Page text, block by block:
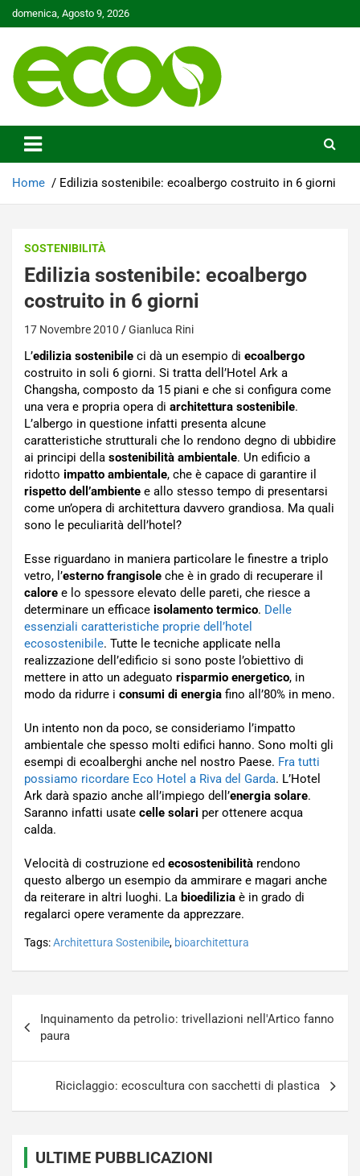
Skip
to
domenica, Agosto 9, 2026
Ecoo.it
Home Edilizia sostenibile: ecoalbergo costruito in 6 giorni
SOSTENIBILITÀ
Edilizia sostenibile: ecoalbergo
costruito in 6 giorni
17 Novembre 2010 Gianluca Rini
L’edilizia sostenibile ci dà un esempio di ecoalbergo
costruito in soli 6 giorni. Si tratta dell’Hotel Ark a
Changsha, composto da 15 piani e che si configura come
una vera e propria opera di architettura sostenibile.
L’albergo in questione infatti presenta alcune
caratteristiche strutturali che lo rendono degno di ubbidire
ai principi della sostenibilità ambientale. Un edificio a
ridotto impatto ambientale, che è capace di garantire il
rispetto dell’ambiente e allo stesso tempo di presentarsi
come un’opera di architettura davvero grandiosa. Ma quali
sono le peculiarità dell’hotel?
Esse riguardano in maniera particolare le finestre a triplo
vetro, l’esterno frangisole che è in grado di recuperare il
calore e lo spessore elevato delle pareti, che riesce a
determinare un efficace isolamento termico. Delle
essenziali caratteristiche proprie dell’hotel
ecosostenibile. Tutte le tecniche applicate nella
realizzazione dell’edificio si sono poste l’obiettivo di
mettere in atto un adeguato risparmio energetico, in
modo da ridurre i consumi di energia fino all’80% in meno.
Un intento non da poco, se consideriamo l’impatto
ambientale che spesso molti edifici hanno. Sono molti gli
esempi di ecoalberghi anche nel nostro Paese. Fra tutti
possiamo ricordare Eco Hotel a Riva del Garda. L’Hotel
Ark darà spazio anche all’impiego dell’energia solare.
Saranno infatti usate celle solari per ottenere acqua
calda.
Velocità di costruzione ed ecosostenibilità rendono
questo albergo un esempio da ammirare e magari anche
da reiterare in altri luoghi. La bioedilizia è in grado di
regalarci opere veramente da apprezzare.
Tags:Architettura Sostenibile, bioarchitettura
articoli
Inquinamento da petrolio: trivellazioni nell'Artico fanno
paura
Riciclaggio: ecoscultura con sacchetti di plastica
ULTIME PUBBLICAZIONI